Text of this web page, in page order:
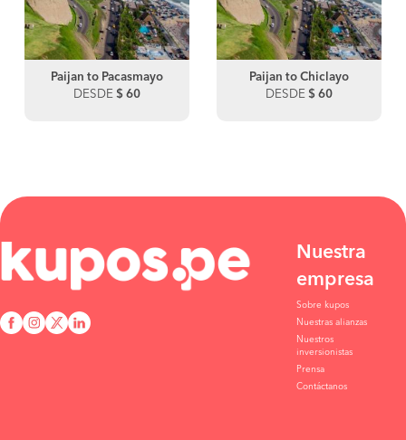
Paijan to Pacasmayo
DESDE $ 60
Paijan to Chiclayo
DESDE $ 60
Nuestra
empresa
Sobre kupos
Nuestras alianzas
Nuestros
inversionistas
Prensa
Contáctanos